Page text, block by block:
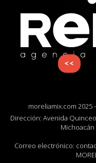
<<
moreliamix.com
Dirección: Avenida
Correo electrónico: